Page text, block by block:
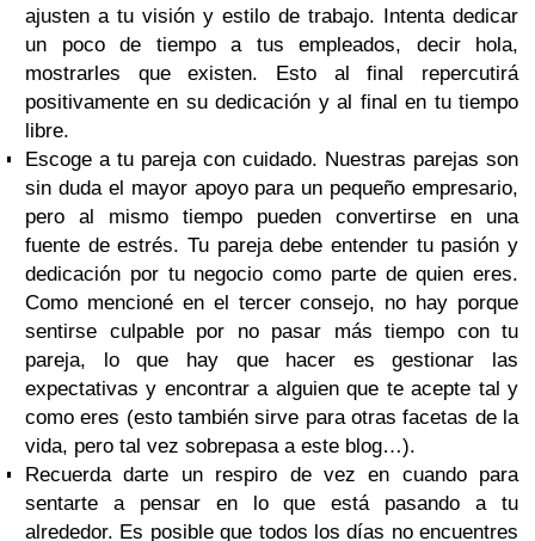
ajusten a tu visión y estilo de trabajo. Intenta dedicar
un poco de tiempo a tus empleados, decir hola,
mostrarles que existen. Esto al final repercutirá
positivamente en su dedicación y al final en tu tiempo
libre.
Escoge a tu pareja con cuidado. Nuestras parejas son
sin duda el mayor apoyo para un pequeño empresario,
pero al mismo tiempo pueden convertirse en una
fuente de estrés. Tu pareja debe entender tu pasión y
dedicación por tu negocio como parte de quien eres.
Como mencioné en el tercer consejo, no hay porque
sentirse culpable por no pasar más tiempo con tu
pareja, lo que hay que hacer es gestionar las
expectativas y encontrar a alguien que te acepte tal y
como eres (esto también sirve para otras facetas de la
vida, pero tal vez sobrepasa a este blog…).
Recuerda darte un respiro de vez en cuando para
sentarte a pensar en lo que está pasando a tu
alrededor. Es posible que todos los días no encuentres